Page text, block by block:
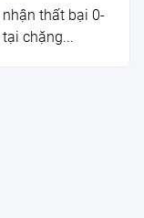
thất bại 0-
chặng...